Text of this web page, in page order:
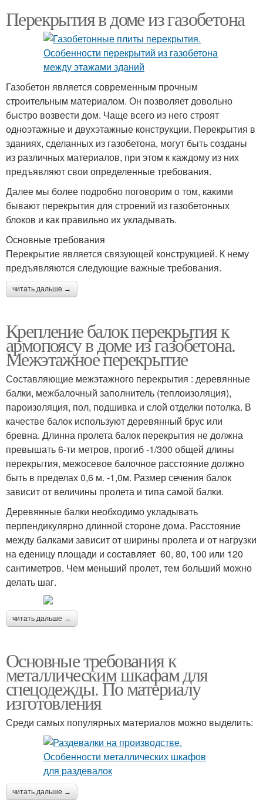
Перекрытия в доме из газобетона
Газобетон является современным прочным
строительным материалом. Он позволяет довольно
быстро возвести дом. Чаще всего из него строят
одноэтажные и двухэтажные конструкции. Перекрытия в
зданиях, сделанных из газобетона, могут быть созданы
из различных материалов, при этом к каждому из них
предъявляют свои определенные требования.
Далее мы более подробно поговорим о том, какими
бывают перекрытия для строений из газобетонных
блоков и как правильно их укладывать.
Основные требования
Перекрытие является связующей конструкцией. К нему
предъявляются следующие важные требования.
читать дальше →
Крепление балок перекрытия к
армопоясу в доме из газобетона.
Межэтажное перекрытие
Составляющие межэтажного перекрытия : деревянные
балки, межбалочный заполнитель (теплоизоляция),
пароизоляция, пол, подшивка и слой отделки потолка. В
качестве балок используют деревянный брус или
бревна. Длинна пролета балок перекрытия не должна
превышать 6-ти метров, прогиб -1/300 общей длины
перекрытия, межосевое балочное расстояние должно
быть в пределах 0,6 м. -1,0м. Размер сечения балок
зависит от величины пролета и типа самой балки.
Деревянные балки необходимо укладывать
перпендикулярно длинной стороне дома. Расстояние
между балками зависит от ширины пролета и от нагрузки
на еденицу площади и составляет 60, 80, 100 или 120
сантиметров. Чем меньший пролет, тем больший можно
делать шаг.
читать дальше →
Основные требования к
металлическим шкафам для
спецодежды. По материалу
изготовления
Среди самых популярных материалов можно выделить:
читать дальше →